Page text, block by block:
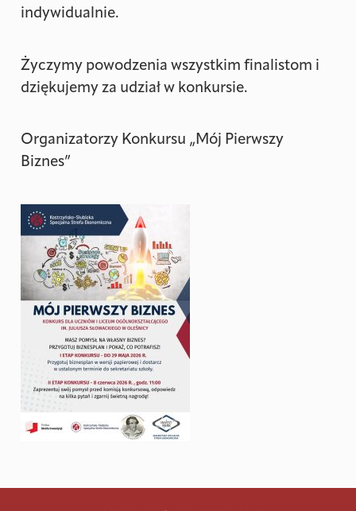
indywidualnie.
Życzymy powodzenia wszystkim finalistom i
dziękujemy za udział w konkursie.
Organizatorzy Konkursu „Mój Pierwszy
Biznes”